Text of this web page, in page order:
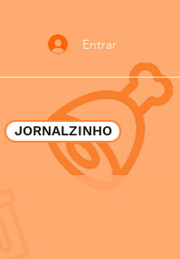
Entrar
JORNALZINHO